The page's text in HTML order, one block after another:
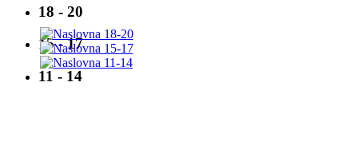
18 - 20
15 - 17
11 - 14